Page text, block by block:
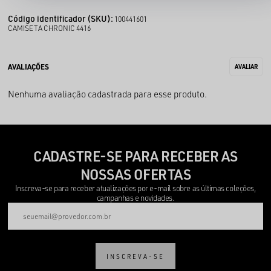
Código identificador (SKU): 100441601
CAMISETA CHRONIC 4416
Nenhuma avaliação cadastrada para esse produto.
CADASTRE-SE PARA RECEBER AS
NOSSAS OFERTAS
Inscreva-se para receber atualizações por e-mail sobre as últimas coleções,
campanhas e novidades.
INSCREVA-SE